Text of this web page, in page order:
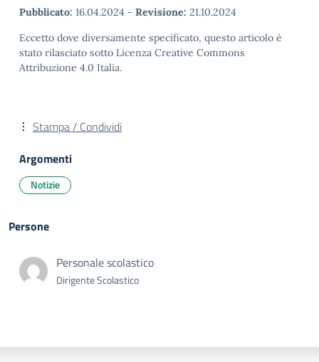
Pubblicato: 16.04.2024 - Revisione: 21.10.2024
Eccetto dove diversamente specificato, questo articolo è
stato rilasciato sotto Licenza Creative Commons
Attribuzione 4.0 Italia.
Stampa / Condividi
Argomenti
Notizie
Persone
Personale scolastico
Dirigente Scolastico